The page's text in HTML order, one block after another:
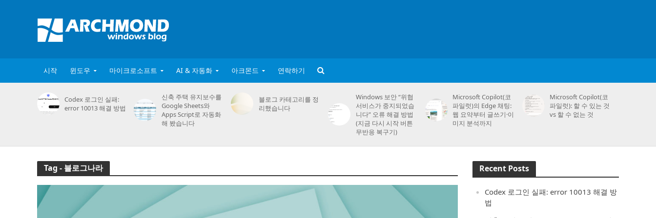
시작 윈도우 마이크로소프트 AI & 자동화 아크몬드 연락하기
Codex 로그인 실패:
error 10013 해결 방법
신축 주택 유지보수를
Google Sheets와
Apps Script로 자동화
해 봤습니다
블로그 카테고리를 정
리했습니다
Windows 보안 “위협
서비스가 중지되었습
니다” 오류 해결 방법
(지금 다시 시작 버튼
무반응 복구기)
Microsoft Copilot(코
파일럿)의 Edge 채팅:
웹 요약부터 글쓰기·이
미지 분석까지
Microsoft Copilot(코
파일럿): 할 수 있는 것
vs 할 수 없는 것
Tag - 블로그나라 Recent Posts
Codex 로그인 실패: error 10013 해결 방
법